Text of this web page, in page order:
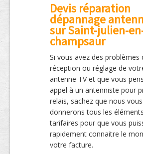
Devis réparation
dépannage
sur Saint-julien-
champsaur
Si vous avez des problèmes
réception ou réglage de
antenne TV et que vous
appel à un antenniste pour
relais, sachez que nous vous
donnerons tous les
tarifaires pour que vous
rapidement connaitre le
votre facture.